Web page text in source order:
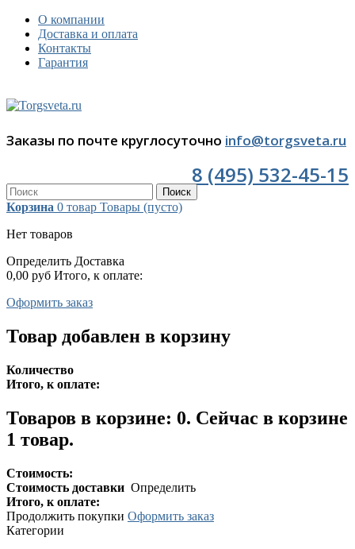
О компании
Доставка и оплата
Контакты
Гарантия
Заказы по почте круглосуточно info@torgsveta.ru
8 (495) 532-45-15
Поиск
Корзина 0 товар Товары (пусто)
Нет товаров
Определить Доставка
0,00 руб Итого, к оплате:
Оформить заказ
Товар добавлен в корзину
Количество
Итого, к оплате:
Товаров в корзине: 0. Сейчас в корзине
1 товар.
Стоимость:
Стоимость доставки Определить
Итого, к оплате:
Продолжить покупки Оформить заказ
Категории